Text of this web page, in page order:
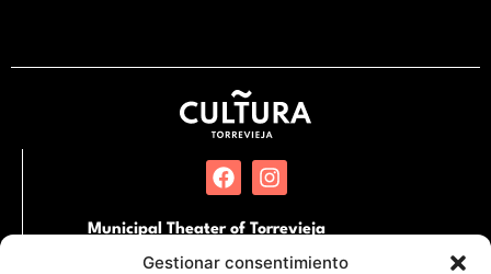
Gestionar consentimiento
Municipal Theater of Torrevieja
Pl. Miguel Hernandez, SN. 03181 Torrevieja,